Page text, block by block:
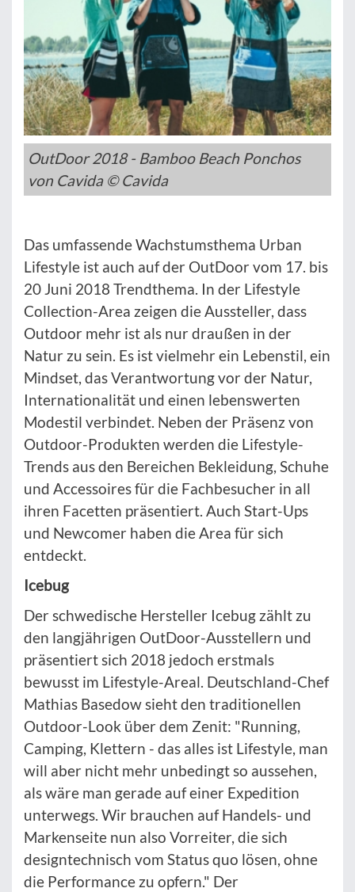
OutDoor 2018 - Bamboo Beach Ponchos
von Cavida © Cavida
Das umfassende Wachstumsthema Urban
Lifestyle ist auch auf der OutDoor vom 17. bis
20 Juni 2018 Trendthema. In der Lifestyle
Collection-Area zeigen die Aussteller, dass
Outdoor mehr ist als nur draußen in der
Natur zu sein. Es ist vielmehr ein Lebenstil, ein
Mindset, das Verantwortung vor der Natur,
Internationalität und einen lebenswerten
Modestil verbindet. Neben der Präsenz von
Outdoor-Produkten werden die Lifestyle-
Trends aus den Bereichen Bekleidung, Schuhe
und Accessoires für die Fachbesucher in all
ihren Facetten präsentiert. Auch Start-Ups
und Newcomer haben die Area für sich
entdeckt.
Icebug
Der schwedische Hersteller Icebug zählt zu
den langjährigen OutDoor-Ausstellern und
präsentiert sich 2018 jedoch erstmals
bewusst im Lifestyle-Areal. Deutschland-Chef
Mathias Basedow sieht den traditionellen
Outdoor-Look über dem Zenit: "Running,
Camping, Klettern - das alles ist Lifestyle, man
will aber nicht mehr unbedingt so aussehen,
als wäre man gerade auf einer Expedition
unterwegs. Wir brauchen auf Handels- und
Markenseite nun also Vorreiter, die sich
designtechnisch vom Status quo lösen, ohne
die Performance zu opfern." Der